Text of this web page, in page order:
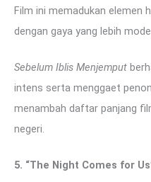
Film ini memadukan elemen
dengan gaya yang lebih
Sebelum Iblis Menjemput
intens serta menggaet
menambah daftar panjang
negeri.
5. “The Night Comes for